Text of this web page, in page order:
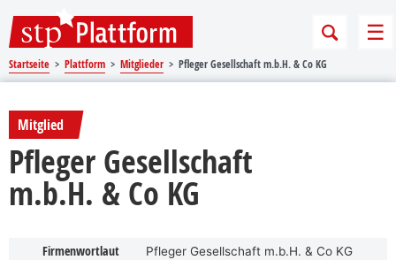
Startseite Plattform Mitglieder Pfleger Gesellschaft m.b.H. & Co KG
Mitglied
Pfleger Gesellschaft
m.b.H. & Co KG
Firmenwortlaut Pfleger Gesellschaft m.b.H. & Co KG